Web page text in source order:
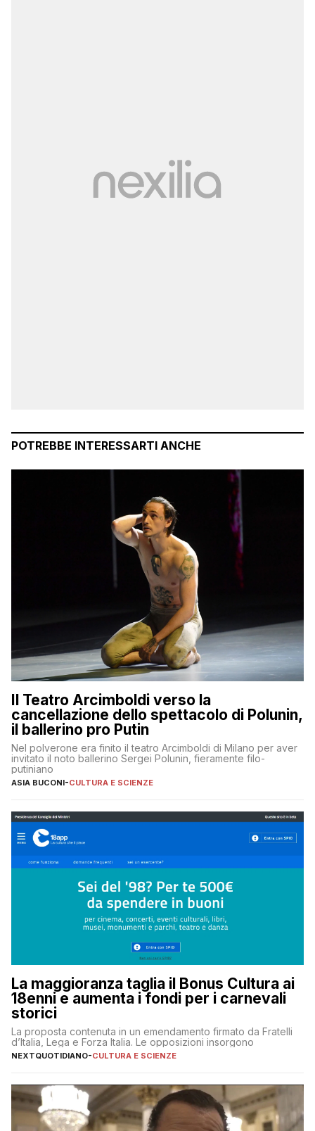
POTREBBE INTERESSARTI ANCHE
Il Teatro Arcimboldi verso la
cancellazione dello spettacolo di Polunin,
il ballerino pro Putin
Nel polverone era finito il teatro Arcimboldi di Milano per aver
invitato il noto ballerino Sergei Polunin, fieramente filo-
putiniano
ASIA BUCONI-CULTURA E SCIENZE
La maggioranza taglia il Bonus Cultura ai
18enni e aumenta i fondi per i carnevali
storici
La proposta contenuta in un emendamento firmato da Fratelli
d’Italia, Lega e Forza Italia. Le opposizioni insorgono
NEXTQUOTIDIANO-CULTURA E SCIENZE